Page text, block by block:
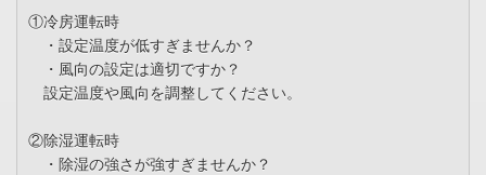
①冷房運転時
・設定温度が低すぎませんか？
・風向の設定は適切ですか？
設定温度や風向を調整してください。
②除湿運転時
・除湿の強さが強すぎませんか？